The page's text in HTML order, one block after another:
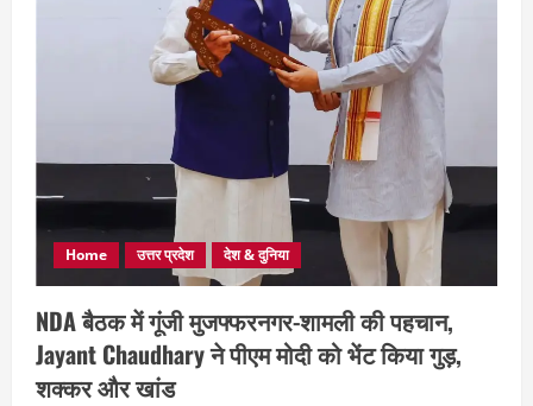
Home उत्तर प्रदेश देश & दुनिया
NDA बैठक में गूंजी मुजफ्फरनगर-शामली की पहचान,
Jayant Chaudhary ने पीएम मोदी को भेंट किया गुड़,
शक्कर और खांड